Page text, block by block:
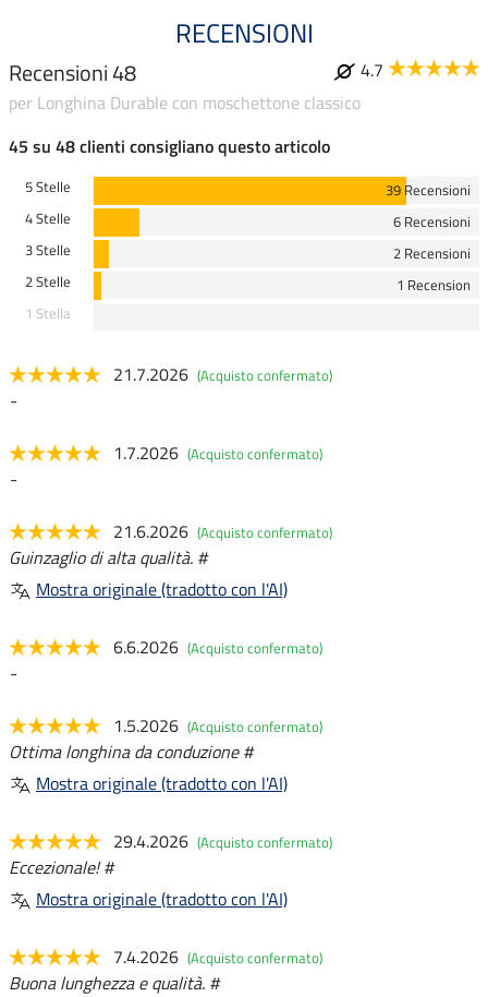
RECENSIONI
Recensioni 48
4.7
per Longhina Durable con moschettone classico
45 su 48 clienti consigliano questo articolo
5 Stelle
39 Recensioni
4 Stelle
6 Recensioni
3 Stelle
2 Recensioni
2 Stelle
1 Recension
1 Stella
21.7.2026 (Acquisto confermato)
-
1.7.2026 (Acquisto confermato)
-
21.6.2026 (Acquisto confermato)
Guinzaglio di alta qualità. #
Mostra originale (tradotto con l'AI)
6.6.2026 (Acquisto confermato)
-
1.5.2026 (Acquisto confermato)
Ottima longhina da conduzione #
Mostra originale (tradotto con l'AI)
29.4.2026 (Acquisto confermato)
Eccezionale! #
Mostra originale (tradotto con l'AI)
7.4.2026 (Acquisto confermato)
Buona lunghezza e qualità. #